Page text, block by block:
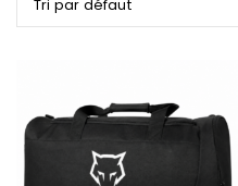
Tri par défaut